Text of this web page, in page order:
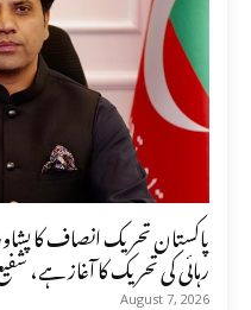
پاکستان تحریک انصاف کا
رہائی کی تحریک کا آغاز ہے،
August 7, 2026